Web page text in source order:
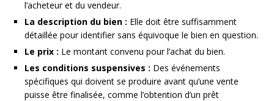
l’acheteur et du vendeur.
La description du bien : Elle doit être suffisamment
détaillée pour identifier sans équivoque le bien en question.
Le prix : Le montant convenu pour l’achat du bien.
Les conditions suspensives : Des événements
spécifiques qui doivent se produire avant qu’une vente
puisse être finalisée, comme l’obtention d’un prêt